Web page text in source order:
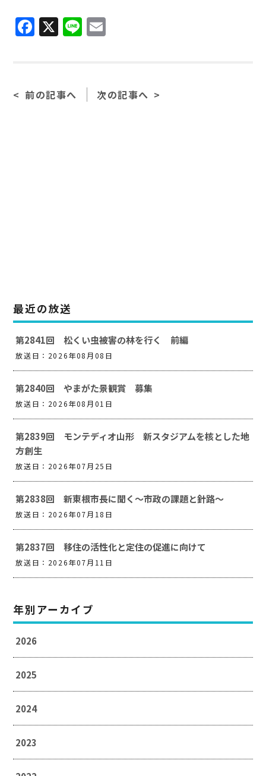
Facebook
X Line
前の記事へ 次の記事へ
最近の放送
第2841回 松くい虫被害の林を行く 前編
放送日：2026年08月08日
第2840回 やまがた景観賞 募集
放送日：2026年08月01日
第2839回 モンテディオ山形 新スタジアムを核とした地
方創生
放送日：2026年07月25日
第2838回 新東根市長に聞く～市政の課題と針路～
放送日：2026年07月18日
第2837回 移住の活性化と定住の促進に向けて
放送日：2026年07月11日
年別アーカイブ
2026
2025
2024
2023